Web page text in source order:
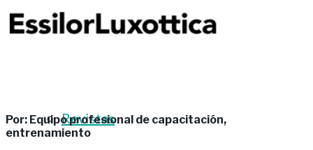
Podcast: Tertulias
Revistas
Por: Equipo profesional de capacitación,
entrenamiento